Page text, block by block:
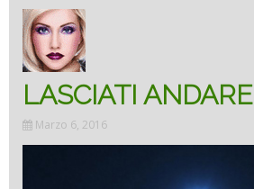
LASCIATI ANDARE
Marzo 6, 2016